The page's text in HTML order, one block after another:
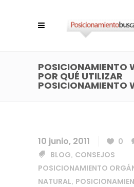
POSICIONAMIENTO
POR QUÉ UTILIZAR
POSICIONAMIENTO
10 junio, 2011 0
BLOG, CONSEJOS
POSICIONAMIENTO
NATURAL,